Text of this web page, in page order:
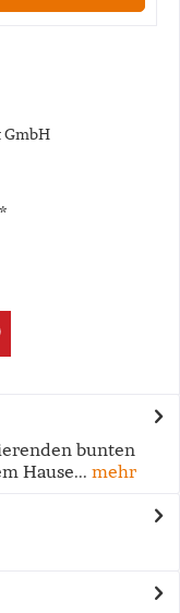
*
bunten
Hause... mehr